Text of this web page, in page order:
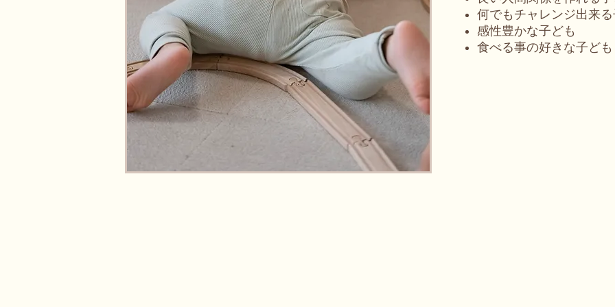
何でもチャレンジ出来
感性豊かな子ども
食べる事の好きな子ども